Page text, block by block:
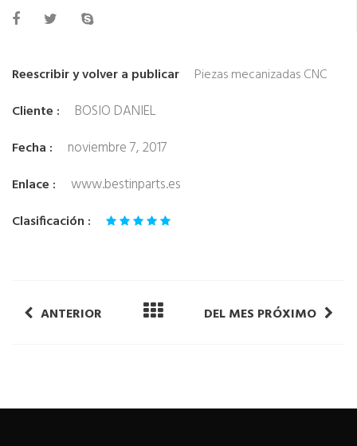
Reescribir y volver a publicar
Piezas mecanizadas CNC
Cliente :
BOSIO DANIEL
Fecha : noviembre 7, 2017
Enlace : www.bestinparts.es
Clasificación :
ANTERIOR DEL MES PRÓXIMO